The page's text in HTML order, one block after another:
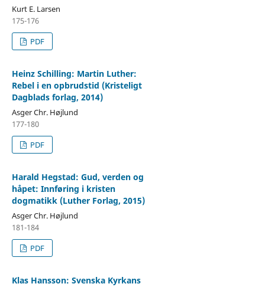
Kurt E. Larsen
175-176
PDF
Heinz Schilling: Martin Luther:
Rebel i en opbrudstid (Kristeligt
Dagblads forlag, 2014)
Asger Chr. Højlund
177-180
PDF
Harald Hegstad: Gud, verden og
håpet: Innføring i kristen
dogmatikk (Luther Forlag, 2015)
Asger Chr. Højlund
181-184
PDF
Klas Hansson: Svenska Kyrkans